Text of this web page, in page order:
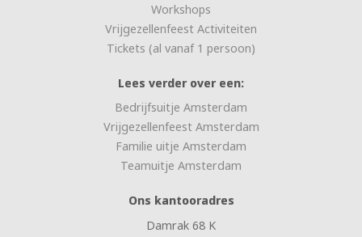
Workshops
Vrijgezellenfeest Activiteiten
Tickets (al vanaf 1 persoon)
Lees verder over een:
Bedrijfsuitje Amsterdam
Vrijgezellenfeest Amsterdam
Familie uitje Amsterdam
Teamuitje Amsterdam
Ons kantooradres
Damrak 68 K